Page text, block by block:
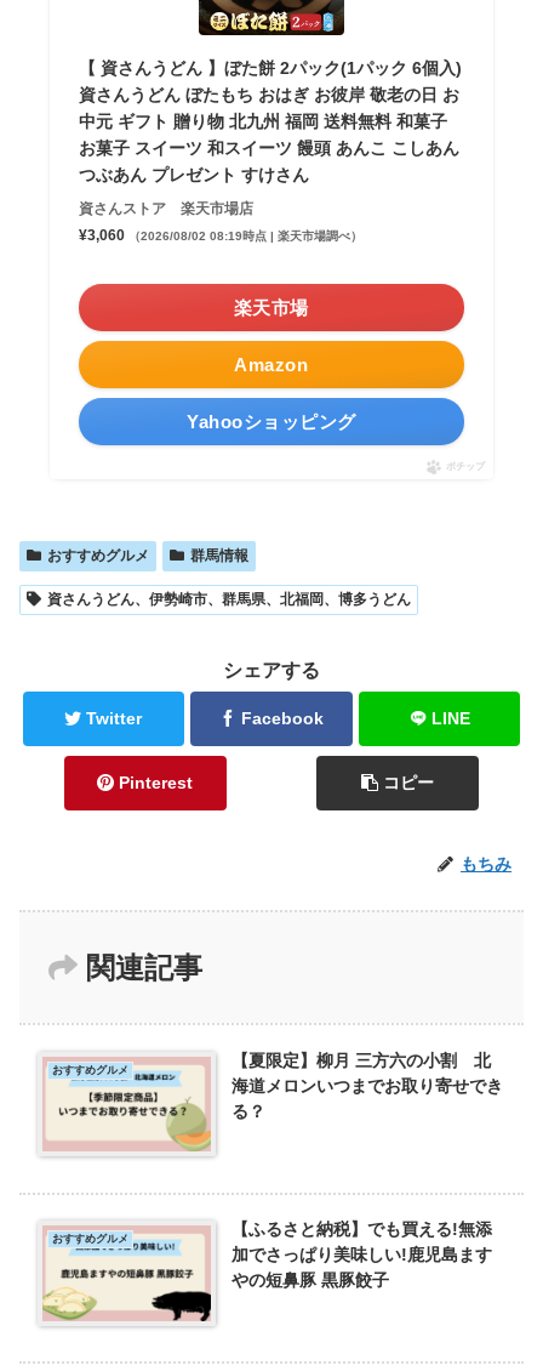
【 資さんうどん 】ぼた餅 2パック(1パック 6個入)
資さんうどん ぼたもち おはぎ お彼岸 敬老の日 お
中元 ギフト 贈り物 北九州 福岡 送料無料 和菓子
お菓子 スイーツ 和スイーツ 饅頭 あんこ こしあん
つぶあん プレゼント すけさん
資さんストア 楽天市場店
¥3,060
（2026/08/02 08:19時点 | 楽天市場調べ）
Amazon
楽天市場
Yahooショッピング
ポチップ
おすすめグルメ 群馬情報
資さんうどん、伊勢崎市、群馬県、北福岡、博多うどん
シェアする
Twitter Facebook LINE
Pinterest コピー
もちみ
関連記事
おすすめグルメ
【夏限定】柳月 三方六の小割 北
海道メロンいつまでお取り寄せでき
る？
おすすめグルメ
【ふるさと納税】でも買える!無添
加でさっぱり美味しい!鹿児島ます
やの短鼻豚 黒豚餃子